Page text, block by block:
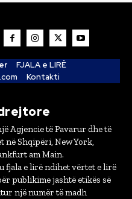
FJALA e LIRË
Kontakti
Agjencie të Pavarur dhe të
në Shqipëri, New York,
am Main.
fjala e lirë ndihet vërtet e lirë
publikime jashtë etikës së
një numër të madh